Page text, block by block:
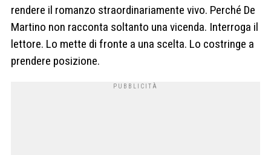
rendere il romanzo straordinariamente vivo. Perché De
Martino non racconta soltanto una vicenda. Interroga il
lettore. Lo mette di fronte a una scelta. Lo costringe a
prendere posizione.